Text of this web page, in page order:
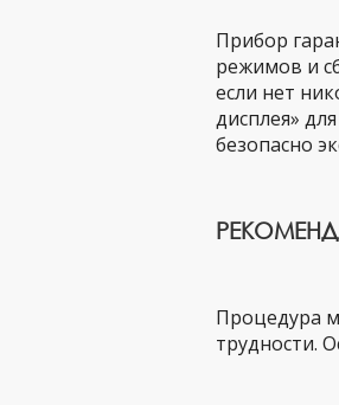
Прибор
режимов и
если нет
дисплея»
безопасно
Процедура
трудности.